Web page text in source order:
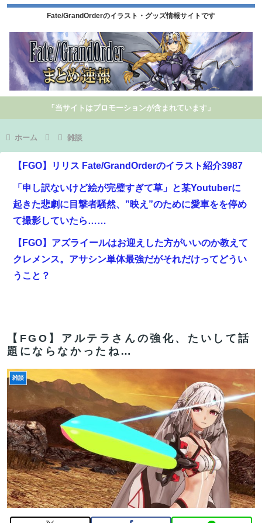
Fate/GrandOrderのイラスト・グッズ情報サイトです
「当サイトはプロモーションが含まれています」
ホーム 雑談
【FGO】リリス Fate/GrandOrderのイラスト紹介3987
「申し訳ないけど絵が完璧すぎて草」と某Youtuberに
起きた悲劇に目撃者騒然、”映え”のために愛車をを停め
て撮影していたら……
【FGO】アズライールはお迎えした方がいいのか教えて
クレメンス。アサシン単体最強だがそれだけってどうい
うこと？
【FGO】アズライールはお迎えした方がいいのか教えて
クレメンス。アサシン単体最強だがそれだけってどうい
うこと？
中国、三峡ダムが全開放流。長江流域で深刻な洪水被害
【FGO】リリス Fate/GrandOrderのイラスト紹介3987
【速報】米農家「流石にこんな値段じゃ、米作り辞める
人、出るんじゃないかなあ？？」
【FGO】アズライール周年としては盛り上がらない。あ
とで見せ場は来るんだろうけどキャラ印象がまだしょぼ
い
【FGO】アルテラさんの強化、たいして話
題にならなかったね…
雑談